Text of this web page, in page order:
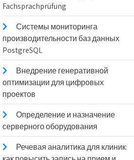
Fachsprachprüfung
Системы мониторинга
производительности баз данных
PostgreSQL
Внедрение генеративной
оптимизации для цифровых
проектов
Определение и назначение
серверного оборудования
Речевая аналитика для клиник: